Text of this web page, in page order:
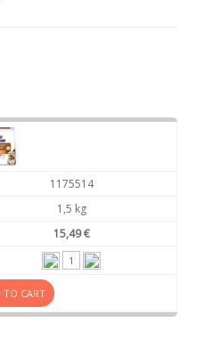
1175514
1,5 kg
15,49 €
TO CART